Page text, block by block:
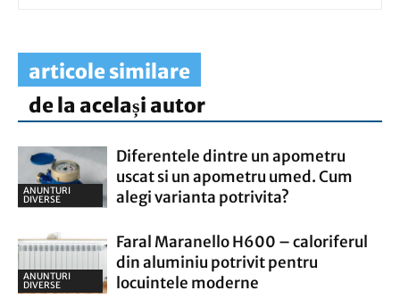
articole similare
de la același autor
ANUNTURI
DIVERSE
Diferentele dintre un apometru
uscat si un apometru umed. Cum
alegi varianta potrivita?
ANUNTURI
DIVERSE
Faral Maranello H600 – caloriferul
din aluminiu potrivit pentru
locuintele moderne